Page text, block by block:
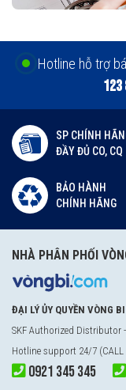
Hotline hỗ trợ
123
SP CHÍNH
ĐẦY ĐỦ CO, CQ
BẢO HÀNH
CHÍNH HÃNG
NHÀ PHÂN PHỐI
ĐẠI LÝ ỦY QUYỀN VÒNG
SKF Authorized Distributor
Hotline support 24/7 (CALL
0921 345 345